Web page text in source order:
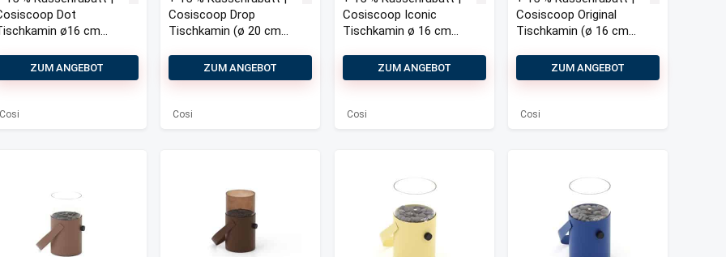
Dot
ø16 cm
ZUM ANGEBOT
Cosi
Cosiscoop Drop
Tischkamin (ø 20 cm
ZUM ANGEBOT
Cosi
Cosiscoop Iconic
Tischkamin ø 16 cm
ZUM ANGEBOT
Cosi
Cosiscoop Original
Tischkamin (ø 16 cm,
ZUM ANGEBOT
Cosi